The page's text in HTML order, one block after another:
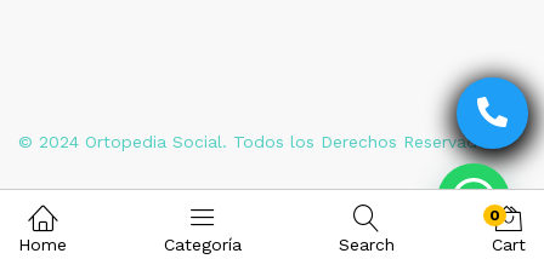
© 2024 Ortopedia Social. Todos los Derechos Reservados
Home Categoría Search
0
Cart